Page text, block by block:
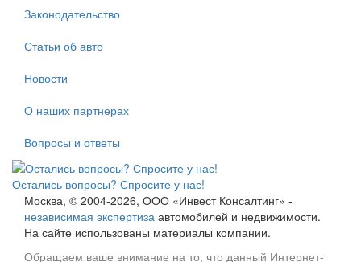
Законодательство
Статьи об авто
Новости
О наших партнерах
Вопросы и ответы
Остались вопросы? Спросите у нас!
Москва, © 2004-2026, ООО «Инвест Консалтинг» -
независимая экспертиза автомобилей и недвижимости.
На сайте использованы материалы компании.
Обращаем ваше внимание на то, что данный Интернет-